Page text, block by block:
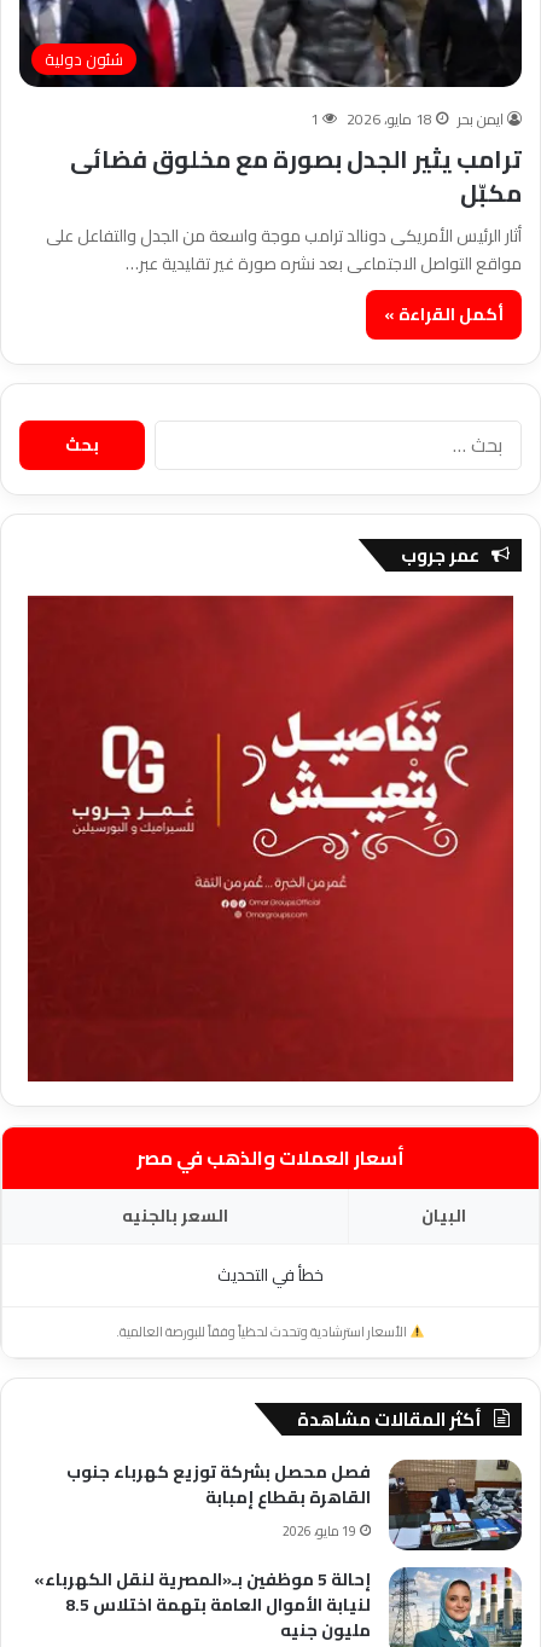
شئون دولية
ايمن بحر 18 مايو، 2026 1
ترامب يثير الجدل بصورة مع مخلوق فضائى
مكبّل
أثار الرئيس الأمريكى دونالد ترامب موجة واسعة من الجدل والتفاعل على
مواقع التواصل الاجتماعى بعد نشره صورة غير تقليدية عبر…
أكمل القراءة »
البحث
عن:
عمر جروب
أسعار العملات والذهب في مصر
البيان
السعر بالجنيه
خطأ في التحديث
الأسعار استرشادية وتحدث لحظياً وفقاً للبورصة العالمية.
أكثر المقالات مشاهدة
فصل محصل بشركة توزيع كهرباء جنوب
القاهرة بقطاع إمبابة
19 مايو، 2026
إحالة 5 موظفين بـ«المصرية لنقل الكهرباء»
لنيابة الأموال العامة بتهمة اختلاس 8.5
مليون جنيه